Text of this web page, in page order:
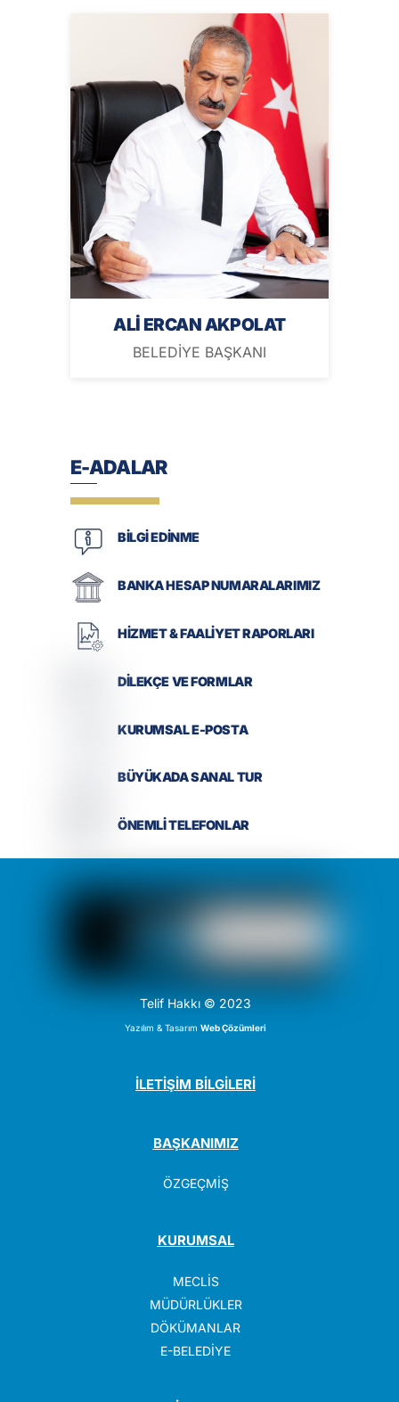
ALİ ERCAN AKPOLAT
BELEDİYE BAŞKANI
E-ADALAR
BİLGİ EDİNME
BANKA HESAP NUMARALARIMIZ
HİZMET & FAALİYET RAPORLARI
DİLEKÇE VE FORMLAR
KURUMSAL E-POSTA
BÜYÜKADA SANAL TUR
ÖNEMLİ TELEFONLAR
Telif Hakkı © 2023
Yazılım & TasarımWeb Çözümleri
İLETİŞİM BİLGİLERİ
BAŞKANIMIZ
ÖZGEÇMİŞ
KURUMSAL
MECLİS
MÜDÜRLÜKLER
DÖKÜMANLAR
E-BELEDİYE